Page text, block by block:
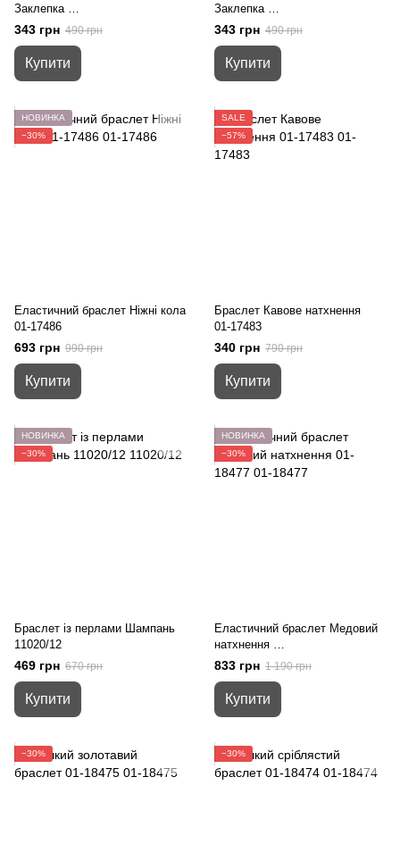
Заклепка
01-19464
343 грн 490 грн
Купити
Заклепка
01-19463
343 грн 490 грн
Купити
НОВИНКА
−30%
Еластичний браслет Ніжні кола
01-17486
693 грн 990 грн
Купити
SALE
−57%
Браслет Кавове натхнення
01-17483
340 грн 790 грн
Купити
НОВИНКА
−30%
Браслет із перлами Шампань
11020/12
469 грн 670 грн
Купити
НОВИНКА
−30%
Еластичний браслет Медовий
натхнення
01-18477
833 грн 1 190 грн
Купити
−30% −30%